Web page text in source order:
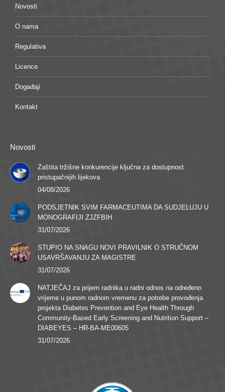
Novosti
O nama
Regulativa
Licence
Događaji
Kontakt
Novosti
Zaštita tržišne konkurencije ključna za dostupnost
pristupačnijih lijekova
04/08/2026
PODSJETNIK SVIM FARMACEUTIMA DA SUDJELUJU U
MONOGRAFIJI ZJZFBIH
31/07/2026
STUPIO NA SNAGU NOVI PRAVILNIK O STRUČNOM
USAVRŠAVANJU ZA MAGISTRE
31/07/2026
NATJEČAJ za prijem radnika u radni odnos na određeno
vrijeme u punom radnom vremenu za potrebe provođenja
projekta Diabetes Prevention and Eye Health Through
Community-Based Early Screening and Nutrition Support –
DIABEYES – HR-BA-ME00605
31/07/2026